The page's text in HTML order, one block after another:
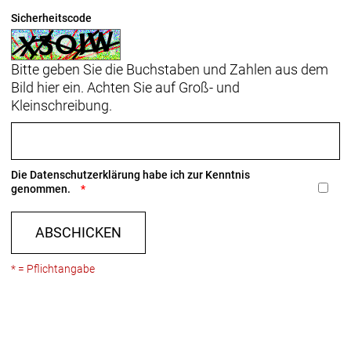
Sicherheitscode
Bitte geben Sie die Buchstaben und Zahlen aus dem
Bild hier ein. Achten Sie auf Groß- und
Kleinschreibung.
Die Datenschutzerklärung habe ich zur Kenntnis
genommen.
ABSCHICKEN
* = Pflichtangabe